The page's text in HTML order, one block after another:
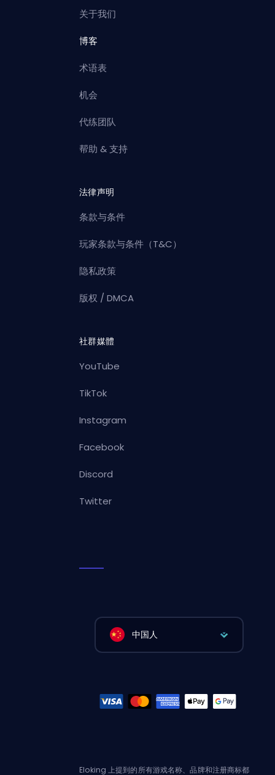
关于我们
博客
术语表
机会
代练团队
帮助 & 支持
法律声明
条款与条件
玩家条款与条件（T&C）
隐私政策
版权 / DMCA
社群媒體
YouTube
TikTok
Instagram
Facebook
Discord
Twitter
中国人
Eloking 上提到的所有游戏名称、品牌和注册商标都